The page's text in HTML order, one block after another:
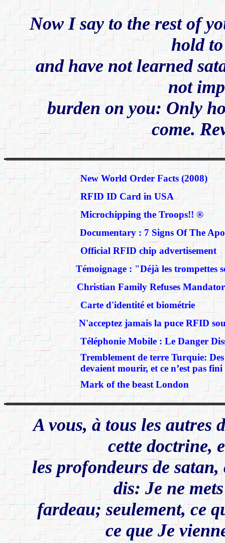
Now I say to the rest of
hold
and have not learned
not
burden on you: Only
come.
New World Order Facts (2008)
RFID ID Card in USA
Microchipping the Troops!! ®
Documentary : 7 Signs Of The
Official RFID chip advertisement
Témoignage : "Déjà les trompettes
Christian Family Refuses
Carte d'identité et biométrie
N'acceptez jamais la puce RFID
Téléphonie Mobile : Le Danger
Tremblement de terre Turquie: Des
devaient mourir, et ce n’est pas fini
Mark of the beast London
A vous, à tous les autres
cette doctrine,
les profondeurs de
dis: Je ne
fardeau; seulement, ce
ce que Je